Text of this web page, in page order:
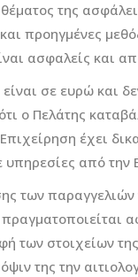
της
προηγμένες
ασφαλείς και
σε ευρώ και
ο Πελάτης
έχει
από την
των
των στοιχείων
της την